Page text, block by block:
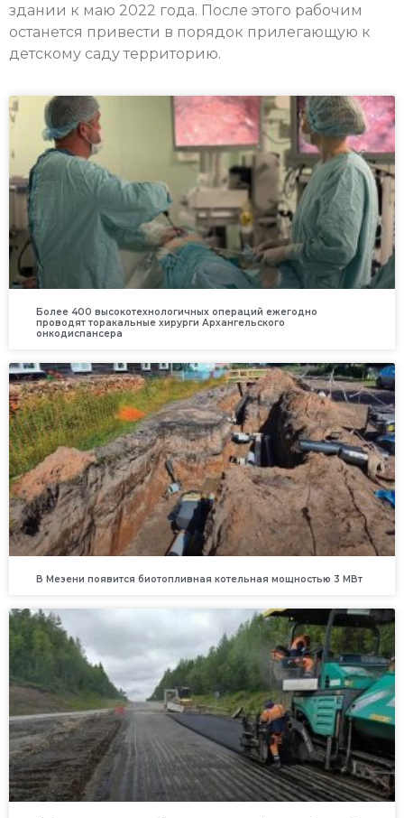
здании к маю 2022 года. После этого рабочим
останется привести в порядок прилегающую к
детскому саду территорию.
Более 400 высокотехнологичных операций ежегодно
проводят торакальные хирурги Архангельского
онкодиспансера
В Мезени появится биотопливная котельная мощностью 3 МВт